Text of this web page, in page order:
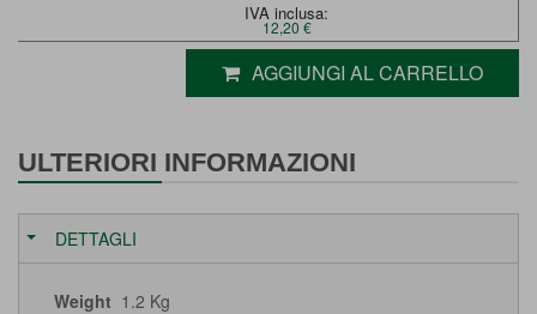
IVA inclusa:
12,20 €
AGGIUNGI AL CARRELLO
ULTERIORI INFORMAZIONI
DETTAGLI
Weight 1.2 Kg